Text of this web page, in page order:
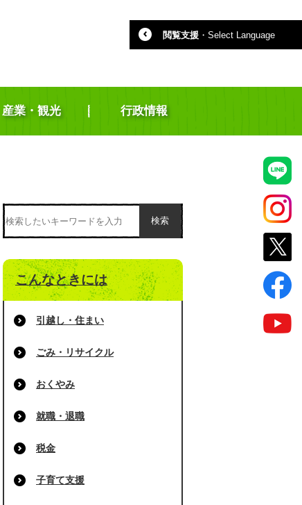
閲覧支援 ・ Select Language
産業・観光 行政情報
検索
こんなときには
引越し・住まい
ごみ・リサイクル
おくやみ
就職・退職
税金
子育て支援